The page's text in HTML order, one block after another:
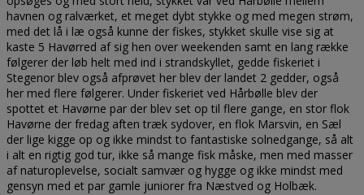
havnen og ralværket, et meget dybt stykke og med megen strøm,
med det lå i læ også kunne der fiskes, stykket skulle vise sig at
kaste 5 Havørred af sig hen over weekenden samt en lang række
følgerer der løb helt med ind i strandskyllet, gedde fiskeriet i
Stegenor blev også afprøvet her blev der landet 2 gedder, også
her med flere følgerer. Under fiskeriet ved Hårbølle blev der
spottet et Havørne par der blev set op til flere gange, en stor flok
Havørne der fredag aften træk sydover, en flok Marsvin, en Sæl
der lige kigge op og ikke mindst to fantastiske solnedgange, så alt
i alt en rigtig god tur, ikke så mange fisk måske, men med masser
af naturoplevelse, socialt samvær og hygge og ikke mindst med
gensyn med et par gamle juniorer fra Næstved og Holbæk.